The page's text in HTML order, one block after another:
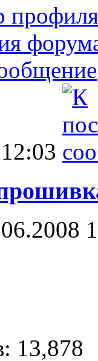
профиля
12:03
13,878